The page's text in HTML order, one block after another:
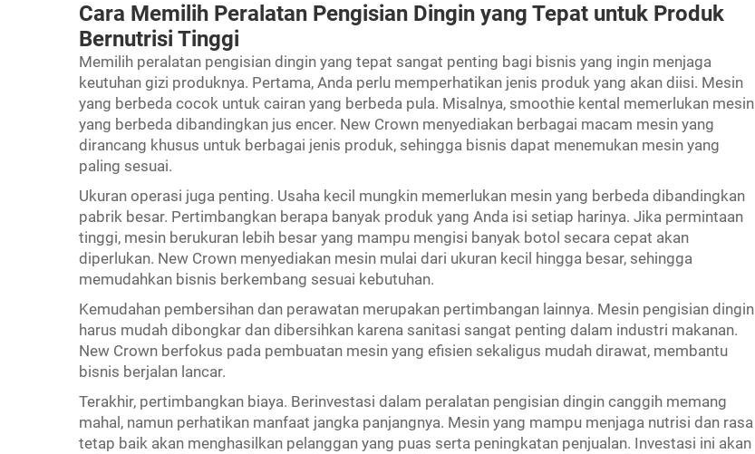
Cara Memilih Peralatan Pengisian Dingin yang Tepat untuk Produk
Bernutrisi Tinggi
Memilih peralatan pengisian dingin yang tepat sangat penting bagi bisnis yang ingin menjaga
keutuhan gizi produknya. Pertama, Anda perlu memperhatikan jenis produk yang akan diisi. Mesin
yang berbeda cocok untuk cairan yang berbeda pula. Misalnya, smoothie kental memerlukan mesin
yang berbeda dibandingkan jus encer. New Crown menyediakan berbagai macam mesin yang
dirancang khusus untuk berbagai jenis produk, sehingga bisnis dapat menemukan mesin yang
paling sesuai.
Ukuran operasi juga penting. Usaha kecil mungkin memerlukan mesin yang berbeda dibandingkan
pabrik besar. Pertimbangkan berapa banyak produk yang Anda isi setiap harinya. Jika permintaan
tinggi, mesin berukuran lebih besar yang mampu mengisi banyak botol secara cepat akan
diperlukan. New Crown menyediakan mesin mulai dari ukuran kecil hingga besar, sehingga
memudahkan bisnis berkembang sesuai kebutuhan.
Kemudahan pembersihan dan perawatan merupakan pertimbangan lainnya. Mesin pengisian dingin
harus mudah dibongkar dan dibersihkan karena sanitasi sangat penting dalam industri makanan.
New Crown berfokus pada pembuatan mesin yang efisien sekaligus mudah dirawat, membantu
bisnis berjalan lancar.
Terakhir, pertimbangkan biaya. Berinvestasi dalam peralatan pengisian dingin canggih memang
mahal, namun perhatikan manfaat jangka panjangnya. Mesin yang mampu menjaga nutrisi dan rasa
tetap baik akan menghasilkan pelanggan yang puas serta peningkatan penjualan. Investasi ini akan